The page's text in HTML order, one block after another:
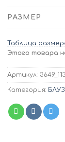
РАЗМЕР
Таблица
Этого товара
Артикул: 3649_113
Категория: